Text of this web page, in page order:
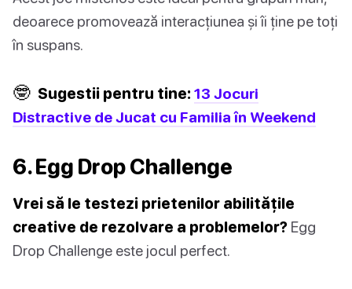
deoarece promovează interacțiunea și îi ține pe toți
în suspans.
🤓 Sugestii pentru tine: 13 Jocuri
Distractive de Jucat cu Familia în Weekend
6. Egg Drop Challenge
Vrei să le testezi prietenilor abilitățile
creative de rezolvare a problemelor? Egg
Drop Challenge este jocul perfect.